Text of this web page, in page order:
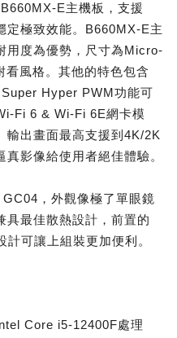
E主機板，支援
定極致效能。B660MX-E主
用度為優勢，尺寸為Micro-
看風格。其他的特色包含
Hyper PWM功能可
Fi 6 & Wi-Fi 6E網卡模
輸出畫面最高支援到4K/2K
影像給使用者絕佳體驗。
，外觀像極了單眼鏡
具最佳散熱設計，前置的
可讓上組裝更加便利。
Core i5-12400F處理